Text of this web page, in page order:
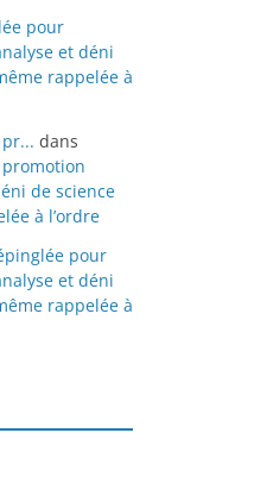
pour
et déni
rappelée à
dans
de science
à l’ordre
pour
et déni
rappelée à